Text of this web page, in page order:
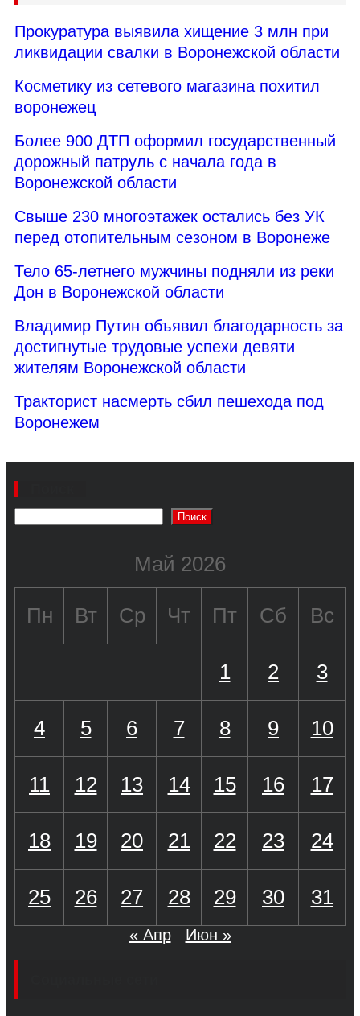
Прокуратура выявила хищение 3 млн при
ликвидации свалки в Воронежской области
Косметику из сетевого магазина похитил
воронежец
Более 900 ДТП оформил государственный
дорожный патруль с начала года в
Воронежской области
Свыше 230 многоэтажек остались без УК
перед отопительным сезоном в Воронеже
Тело 65-летнего мужчины подняли из реки
Дон в Воронежской области
Владимир Путин объявил благодарность за
достигнутые трудовые успехи девяти
жителям Воронежской области
Тракторист насмерть сбил пешехода под
Воронежем
Поиск
Май 2026
Пн Вт Ср Чт Пт Сб Вс
1 2 3
4 5 6 7 8 9 10
11 12 13 14 15 16 17
18 19 20 21 22 23 24
25 26 27 28 29 30 31
« Апр Июн »